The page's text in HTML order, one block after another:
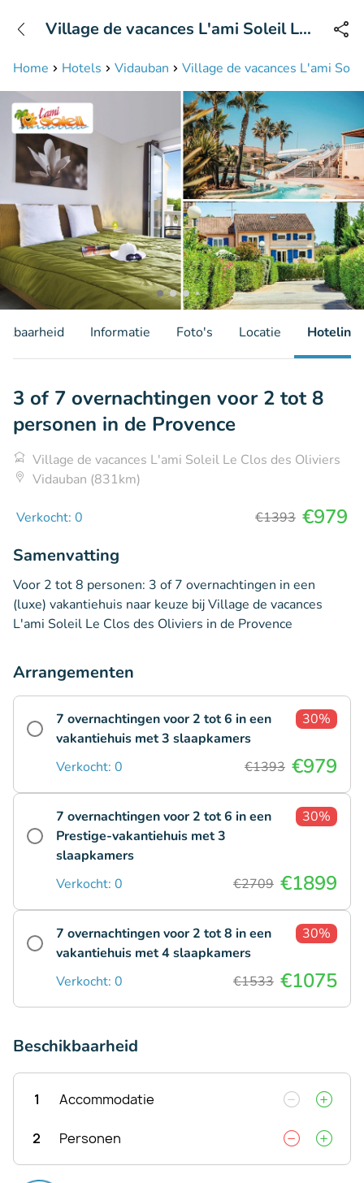
Bereikbaar tot 23:00 uur
Home Hotels Vidauban Village de vacances L'ami
Village de vacances L'ami Soleil Le
Informatie Foto's Locatie Hotelinfo
3 of 7 overnachtingen voor 2 tot 8
personen in de Provence
Village de vacances L'ami Soleil Le Clos des Oliviers
Vidauban (831km)
Verkocht: 0 €1393 €979
Samenvatting
Voor 2 tot 8 personen: 3 of 7 overnachtingen in een
(luxe) vakantiehuis naar keuze bij Village de vacances
L'ami Soleil Le Clos des Oliviers in de Provence
Arrangementen
7 overnachtingen voor 2 tot 6 in een
vakantiehuis met 3 slaapkamers
30%
Verkocht: 0 €1393 €979
7 overnachtingen voor 2 tot 6 in een
Prestige-vakantiehuis met 3
slaapkamers
30%
Verkocht: 0 €2709 €1899
7 overnachtingen voor 2 tot 8 in een
vakantiehuis met 4 slaapkamers
30%
Verkocht: 0 €1533 €1075
Beschikbaarheid
1 Accommodatie
2 Personen